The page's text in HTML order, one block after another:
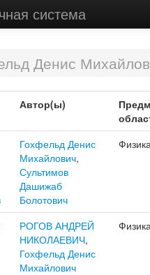
система
Денис
Автор(ы)
Гохфельд Денис
Михайлович,
Сультимов
Дашижаб
Болотович
РОГОВ АНДРЕЙ
НИКОЛАЕВИЧ,
Гохфельд Денис
Михайлович